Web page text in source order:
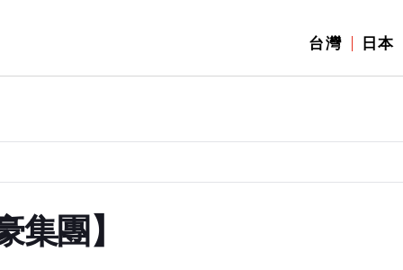
台灣 日本
團】